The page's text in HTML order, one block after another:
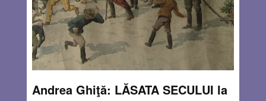
Andrea Ghiţă: LĂSATA SECULUI la